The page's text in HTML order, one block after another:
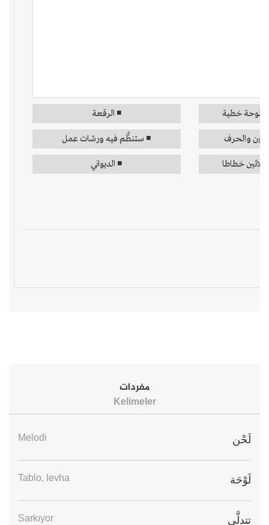
مفردات
Kelimeler
لَحْن Melodi
لَوْحَة Tablo, levha
تتدلَّى Sarkıyor